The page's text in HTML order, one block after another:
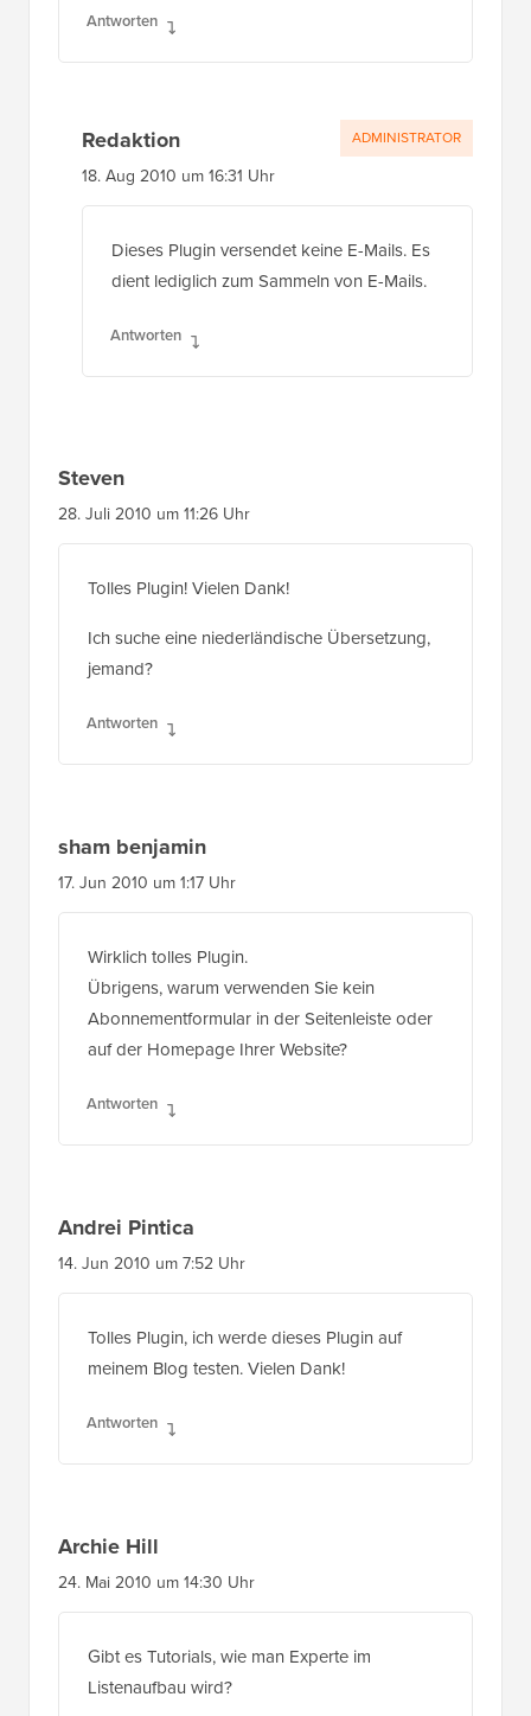
Antworten
Redaktion
18. Aug 2010 um 16:31 Uhr
Dieses Plugin versendet keine E-Mails. Es
dient lediglich zum Sammeln von E-Mails.
Antworten
ADMINISTRATOR
Steven
28. Juli 2010 um 11:26 Uhr
Tolles Plugin! Vielen Dank!
Ich suche eine niederländische Übersetzung,
jemand?
Antworten
sham benjamin
17. Jun 2010 um 1:17 Uhr
Wirklich tolles Plugin.
Übrigens, warum verwenden Sie kein
Abonnementformular in der Seitenleiste oder
auf der Homepage Ihrer Website?
Antworten
Andrei Pintica
14. Jun 2010 um 7:52 Uhr
Tolles Plugin, ich werde dieses Plugin auf
meinem Blog testen. Vielen Dank!
Antworten
Archie Hill
24. Mai 2010 um 14:30 Uhr
Gibt es Tutorials, wie man Experte im
Listenaufbau wird?